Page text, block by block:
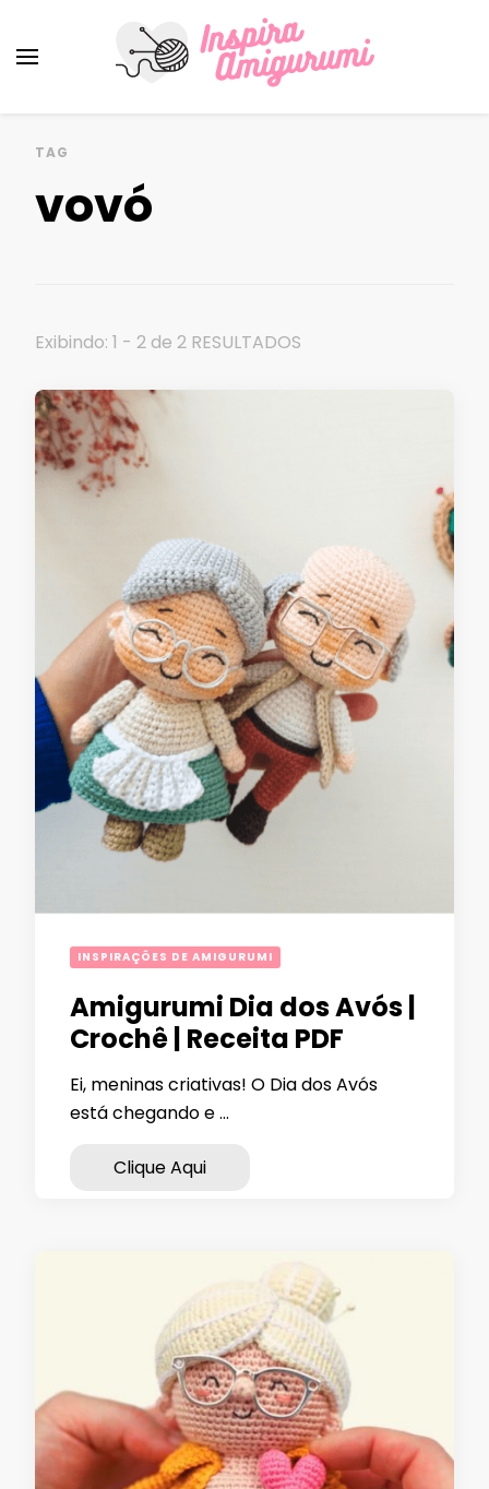
TAG
vovó
Exibindo: 1 - 2 de 2 RESULTADOS
INSPIRAÇÕES DE AMIGURUMI
Amigurumi Dia dos Avós |
Crochê | Receita PDF
Ei, meninas criativas! O Dia dos Avós
está chegando e …
Clique Aqui